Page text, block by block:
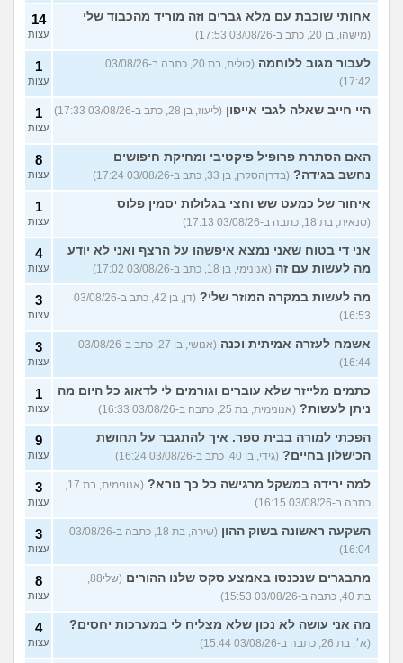
אחותי שוכבת עם מלא גברים וזה מוריד מהכבוד שלי
(מישהו, בן 20, כתב ב-03/08/26 17:53)
14
עצות
לעבור מגוב ללוחמה
(קולית, בת 20, כתבה ב-03/08/26
17:42)
1
עצות
היי חייב שאלה לגבי אייפון (ליעוז, בן 28, כתב ב-03/08/26 17:33) 1
עצות
האם הסתרת פרופיל פיקטיבי ומחיקת חיפושים
נחשב בגידה? (בדרןהסקרן, בן 33, כתב ב-03/08/26 17:24)
8
עצות
איחור של כמעט שש וחצי בגלולות יסמין פלוס
(סנאית, בת 18, כתבה ב-03/08/26 17:13)
1
עצות
אני די בטוח שאני נמצא איפשהו על הרצף ואני לא יודע
מה לעשות עם זה (אנונימי, בן 18, כתב ב-03/08/26 17:02)
4
עצות
מה לעשות במקרה המוזר שלי?
(דן, בן 42, כתב ב-03/08/26
16:53)
3
עצות
אשמח לעזרה אמיתית וכנה
(אנושי, בן 27, כתב ב-03/08/26
16:44)
3
עצות
כתמים מלייזר שלא עוברים וגורמים לי לדאוג כל היום מה
ניתן לעשות? (אנונימית, בת 25, כתבה ב-03/08/26 16:33)
1
עצות
הפכתי למורה בבית ספר. איך להתגבר על תחושת
הכישלון בחיים? (גידי, בן 40, כתב ב-03/08/26 16:24)
9
עצות
למה ירידה במשקל מרגישה כל כך נורא?
כתבה ב-03/08/26 16:15)
3
עצות
השקעה ראשונה בשוק ההון
(שירה, בת 18, כתבה ב-03/08/26
16:04)
3
עצות
מתבגרים שנכנסו באמצע סקס שלנו ההורים
בת 40, כתבה ב-03/08/26 15:53)
8
עצות
מה אני עושה לא נכון שלא מצליח לי במערכות יחסים?
(א׳, בת 26, כתבה ב-03/08/26 15:44)
4
עצות